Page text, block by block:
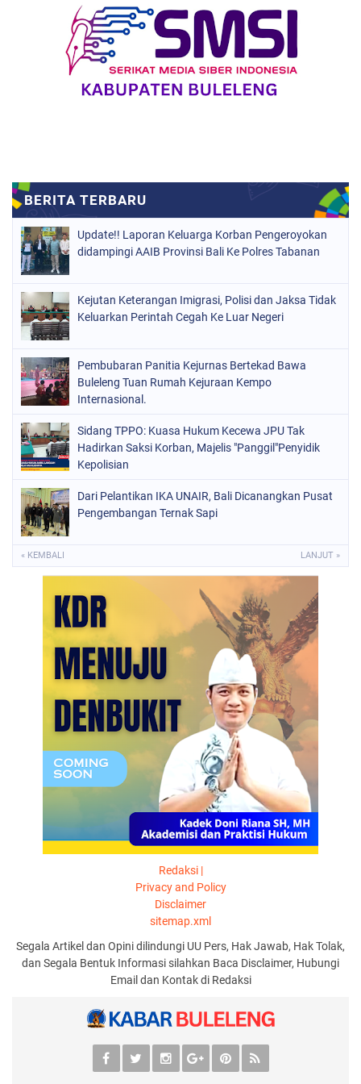
Update!! Laporan Keluarga Korban Pengeroyokan
didampingi AAIB Provinsi Bali Ke Polres Tabanan
Kejutan Keterangan Imigrasi, Polisi dan Jaksa Tidak
Keluarkan Perintah Cegah Ke Luar Negeri
Pembubaran Panitia Kejurnas Bertekad Bawa
Buleleng Tuan Rumah Kejuraan Kempo
Internasional.
Sidang TPPO: Kuasa Hukum Kecewa JPU Tak
Hadirkan Saksi Korban, Majelis "Panggil"Penyidik
Kepolisian
Dari Pelantikan IKA UNAIR, Bali Dicanangkan Pusat
Pengembangan Ternak Sapi
« KEMBALI LANJUT »
Redaksi |
Privacy and Policy
Disclaimer
sitemap.xml
Segala Artikel dan Opini dilindungi UU Pers, Hak Jawab, Hak Tolak,
dan Segala Bentuk Informasi silahkan Baca Disclaimer, Hubungi
Email dan Kontak di Redaksi